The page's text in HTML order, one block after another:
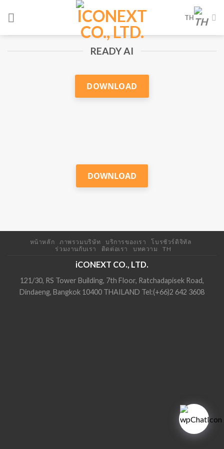
TH
READY AI
DOWNLOAD
DOWNLOAD
หน้าหลัก ภาพรวมบริษัท บริการของเรา
โบรชัวร์ดิจิทัล
ร่วมงานกับเรา
ติดต่อเรา บทความ TH
iCONEXT CO., LTD.
121/30, RS Tower Building, 7th Floor, Ratchadapisek Road,
Dindaeng, Bangkok 10400 THAILAND Tel:(+66)2 642 3608